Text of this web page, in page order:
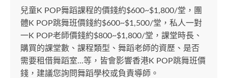
兒童K POP舞蹈課程的價錢約$600~$1,800/堂，團
體K POP跳舞班價錢約$600~$1,500/堂，私人一對
一K POP老師價錢約$800~$1,800/堂，課堂時長、
購買的課堂數、課程類型、舞蹈老師的資歷、是否
需要租借舞蹈室...等，皆會影響香港K POP跳舞班價
錢，建議您詢問舞蹈學校或負責導師。